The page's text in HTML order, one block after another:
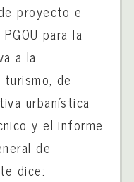
proyecto e
para la
a la
de
urbanística
y el informe
de
dice: